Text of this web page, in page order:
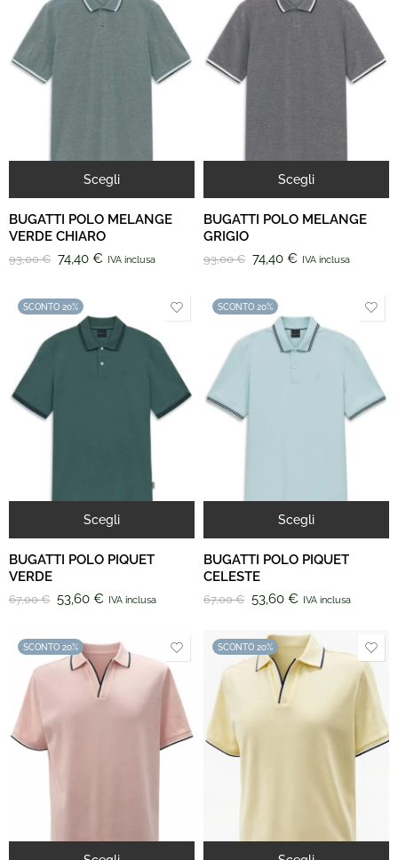
Scegli
BUGATTI POLO MELANGE
VERDE CHIARO
93,00€ 74,40 € IVA inclusa
Scegli
BUGATTI POLO MELANGE
GRIGIO
93,00€ 74,40 € IVA inclusa
SCONTO 20%
Scegli
BUGATTI POLO PIQUET
VERDE
67,00€ 53,60 € IVA inclusa
SCONTO 20%
Scegli
BUGATTI POLO PIQUET
CELESTE
67,00€ 53,60 € IVA inclusa
SCONTO 20% SCONTO 20%